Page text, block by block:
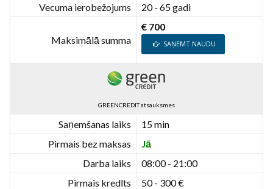
Vecuma ierobežojums
20 - 65 gadi
Maksimālā summa
€ 700
SAŅEMT NAUDU
GREENCREDIT atsauksmes
Saņemšanas laiks
15 min
Pirmais bez maksas
Jā
Darba laiks
08:00 - 21:00
Pirmais kredīts
50 - 300 €